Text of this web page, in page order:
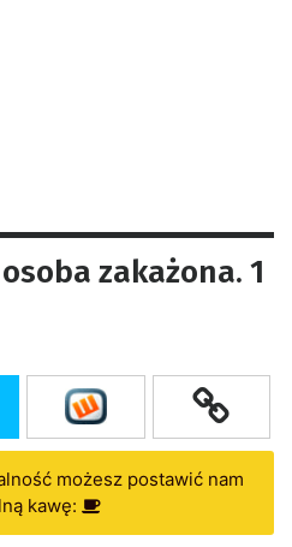
osoba zakażona. 1
możesz postawić nam
kawę: